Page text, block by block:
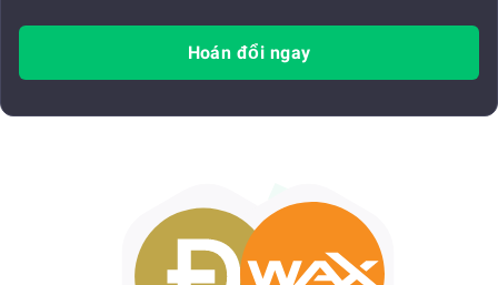
Hoán đổi ngay